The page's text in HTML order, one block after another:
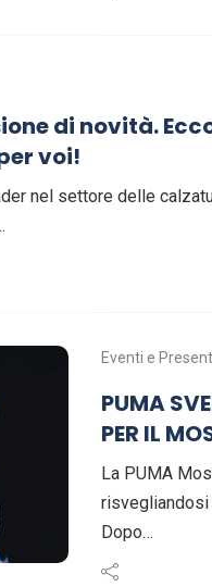
di novità.
voi!
nel settore delle
Eventi e
PUMA
PER IL
La PUMA
risvegliandosi
Dopo…